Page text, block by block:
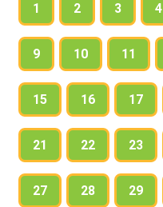
1 2 3 4
9 10 11
15 16 17
21 22 23
27 28 29